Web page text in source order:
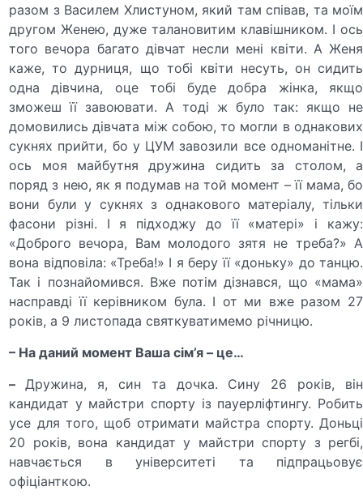
разом з Василем Хлистуном, який там співав, та моїм
другом Женею, дуже талановитим клавішником. І ось
того вечора багато дівчат несли мені квіти. А Женя
каже, то дурниця, що тобі квіти несуть, он сидить
одна дівчина, оце тобі буде добра жінка, якщо
зможеш її завоювати. А тоді ж було так: якщо не
домовились дівчата між собою, то могли в однакових
сукнях прийти, бо у ЦУМ завозили все одноманітне. І
ось моя майбутня дружина сидить за столом, а
поряд з нею, як я подумав на той момент – її мама, бо
вони були у сукнях з однакового матеріалу, тільки
фасони різні. І я підходжу до її «матері» і кажу:
«Доброго вечора, Вам молодого зятя не треба?» А
вона відповіла: «Треба!» І я беру її «доньку» до танцю.
Так і познайомився. Вже потім дізнався, що «мама»
насправді її керівником була. І от ми вже разом 27
років, а 9 листопада святкуватимемо річницю.
– На даний момент Ваша сім’я – це…
–Дружина, я, син та дочка. Сину 26 років, він
кандидат у майстри спорту із пауерліфтингу. Робить
усе для того, щоб отримати майстра спорту. Доньці
20 років, вона кандидат у майстри спорту з регбі,
навчається в університеті та підпрацьовує
офіціанткою.